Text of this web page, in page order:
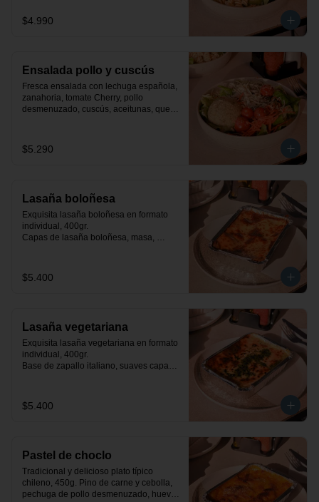
$4.990
Ensalada pollo y cuscús
Fresca ensalada con lechuga española,
zanahoria, tomate Cherry, pollo
desmenuzado, cuscús, aceitunas, queso
$5.290
Lasaña boloñesa
Exquisita lasaña boloñesa en formato
individual, 400gr.
Capas de lasaña boloñesa, masa,
$5.400
Lasaña vegetariana
Exquisita lasaña vegetariana en formato
individual, 400gr.
Base de zapallo italiano, suaves capas
$5.400
Pastel de choclo
Tradicional y delicioso plato típico
chileno, 450g. Pino de carne y cebolla,
pechuga de pollo desmenuzado, huevo,